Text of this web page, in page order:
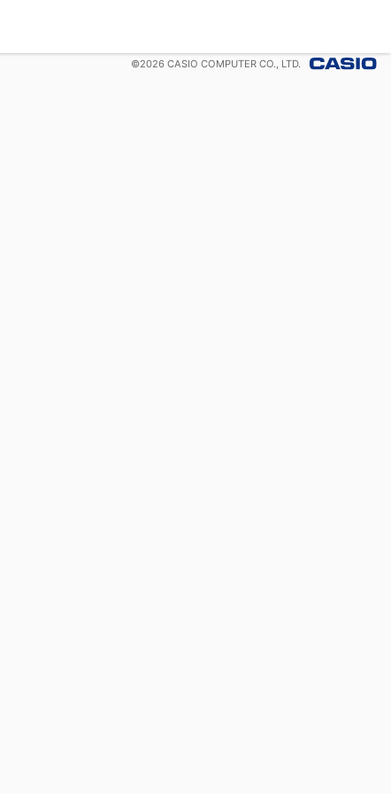
©2026 CASIO COMPUTER CO., LTD.